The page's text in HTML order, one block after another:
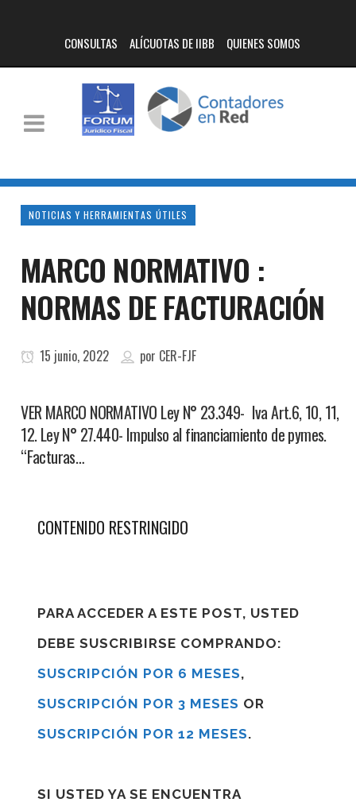
CONSULTAS ALÍCUOTAS DE IIBB QUIENES SOMOS
NOTICIAS Y HERRAMIENTAS ÚTILES
MARCO NORMATIVO :
NORMAS DE FACTURACIÓN
15 junio, 2022 por CER-FJF
VER MARCO NORMATIVO Ley N° 23.349- Iva Art.6, 10, 11,
12. Ley N° 27.440- Impulso al financiamiento de pymes.
“Facturas…
CONTENIDO RESTRINGIDO
PARA ACCEDER A ESTE POST, USTED
DEBE SUSCRIBIRSE COMPRANDO:
SUSCRIPCIÓN POR 6 MESES,
SUSCRIPCIÓN POR 3 MESES OR
SUSCRIPCIÓN POR 12 MESES.
SI USTED YA SE ENCUENTRA